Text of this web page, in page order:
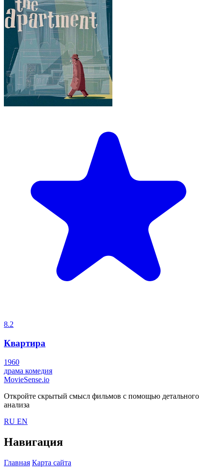
8.2
Квартира
1960
драма комедия
MovieSense.io
Откройте скрытый смысл фильмов с помощью детального
анализа
RU EN
Навигация
Главная Карта сайта